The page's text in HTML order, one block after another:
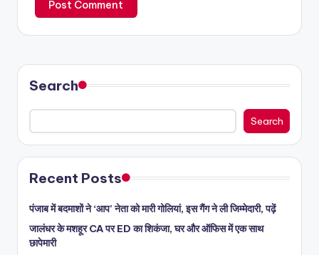
Search
Search
Recent Posts
पंजाब में बदमाशों ने ‘आप’ नेता को मारी गोलियां, इस गैंग ने ली जिम्मेदारी, पढ़ें
जालंधर के मशहूर CA पर ED का शिकंजा, घर और ऑफिस में एक साथ
छापेमारी